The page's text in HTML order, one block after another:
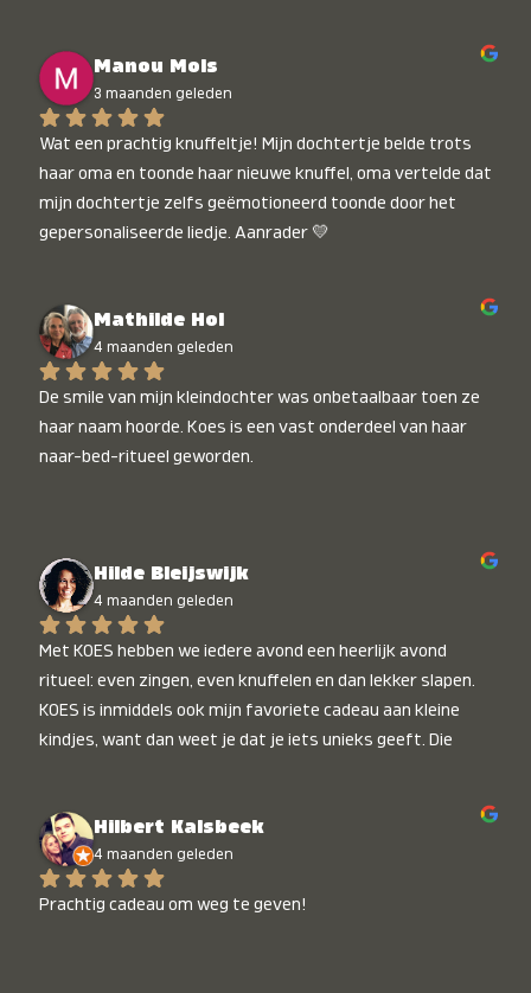
Manou Mols
3 maanden geleden
Wat een prachtig knuffeltje! Mijn dochtertje belde trots
haar oma en toonde haar nieuwe knuffel, oma vertelde dat
mijn dochtertje zelfs geëmotioneerd toonde door het
gepersonaliseerde liedje. Aanrader 💛
Mathilde Hol
4 maanden geleden
De smile van mijn kleindochter was onbetaalbaar toen ze
haar naam hoorde. Koes is een vast onderdeel van haar
naar-bed-ritueel geworden.
Hilde Bleijswijk
4 maanden geleden
Met KOES hebben we iedere avond een heerlijk avond
ritueel: even zingen, even knuffelen en dan lekker slapen.
KOES is inmiddels ook mijn favoriete cadeau aan kleine
kindjes, want dan weet je dat je iets unieks geeft. Die
Hilbert Kalsbeek
4 maanden geleden
Prachtig cadeau om weg te geven!